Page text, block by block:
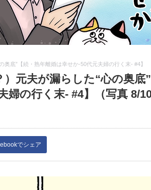
奥底”【続・熟年離婚は幸せか-50代元夫婦の行く末- #4】
元夫が漏らした“心の奥底
婦の行く末- #4】（写真 8/10
でシェア